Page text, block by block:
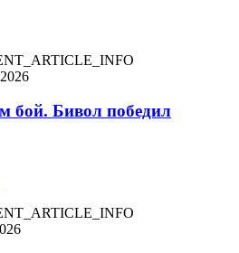
бой. Бивол победил